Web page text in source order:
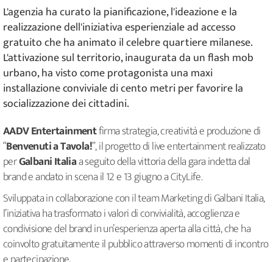
L'agenzia ha curato la pianificazione, l'ideazione e la
realizzazione dell'iniziativa esperienziale ad accesso
gratuito che ha animato il celebre quartiere milanese.
L'attivazione sul territorio, inaugurata da un flash mob
urbano, ha visto come protagonista una maxi
installazione conviviale di cento metri per favorire la
socializzazione dei cittadini.
AADV Entertainmentfirma strategia, creatività e produzione di
“Benvenuti a Tavola!”, il progetto di live entertainment realizzato
perGalbani Italiaa seguito della vittoria della gara indetta dal
brand e andato in scena il 12 e 13 giugno a CityLife.
Sviluppata in collaborazione con il team Marketing di Galbani Italia,
l’iniziativa ha trasformato i valori di convivialità, accoglienza e
condivisione del brand in un’esperienza aperta alla città, che ha
coinvolto gratuitamente il pubblico attraverso momenti di incontro